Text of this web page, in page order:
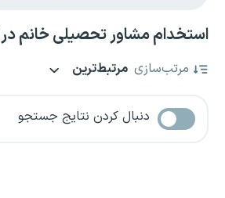
استخدام مشاور تحصیلی خانم
مرتب‌سازی مرتبط‌ترین
دنبال کردن نتایج جستجو